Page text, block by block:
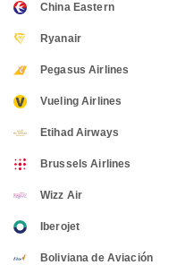
China Eastern
Ryanair
Pegasus Airlines
Vueling Airlines
Etihad Airways
Brussels Airlines
Wizz Air
Iberojet
Boliviana de Aviación